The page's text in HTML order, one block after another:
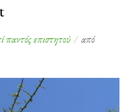
παντός επιστητού
από